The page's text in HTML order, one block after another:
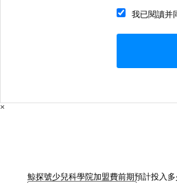
我已閱讀并
×
鯨探號少兒科學院加盟費前期預計投入